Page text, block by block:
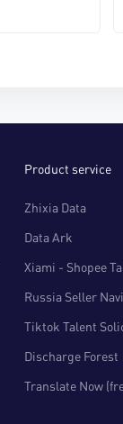
Product service
Zhixia Data
Data Ark
Xiami - Shopee
Russia Seller
Tiktok Talent
Discharge Forest
Translate Now